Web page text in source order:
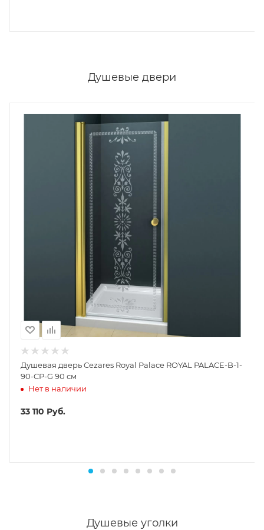
Душевые двери
Душевая дверь Cezares Royal Palace ROYAL PALACE-B-1-
90-CP-G 90 см
Нет в наличии
33 110 Руб.
Душевые уголки